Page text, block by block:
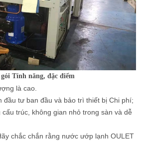
Tính năng, đặc điểm
là cao.
đầu tư ban đầu và bảo trì thiết bị Chi phí;
trúc, không gian nhỏ trong sàn và dễ
chắc chắn rằng nước ướp lạnh OULET